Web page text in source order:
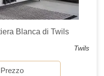
Blanca di Twils
Twils